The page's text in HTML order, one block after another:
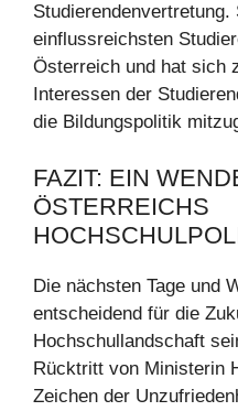
einflussreichsten
Österreich und hat sich
Interessen der
die Bildungspolitik
FAZIT: EIN
ÖSTERREICHS
Die nächsten Tage und
entscheidend für die
Hochschullandschaft
Rücktritt von Ministerin
Zeichen der